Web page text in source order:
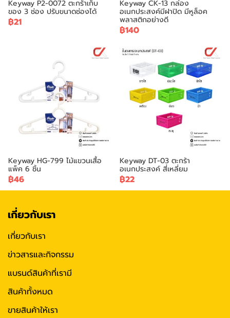
Keyway P2-0072 ตะกร้าเก็บ
ของ 3 ช่อง ปรับขนาดช่องได้
฿21
Keyway CK-13 กล่อง
อเนกประสงค์มีฝาปิด มีหูล็อค
พลาสติกอย่างดี
฿140
Keyway HG-799 ไม้แขวนเสื้อ
แพ็ค 6 ชิ้น
฿46
Keyway DT-03 ตะกร้า
อเนกประสงค์ สี่เหลี่ยม
฿22
เกี่ยวกับเรา
เกี่ยวกับเรา
ข่าวสารและกิจกรรม
แบรนด์สินค้าที่เรามี
สินค้าทั้งหมด
ขายสินค้าให้เรา